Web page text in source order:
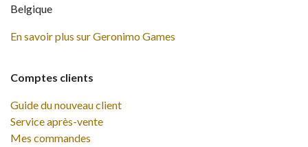
Comptes clients
Guide du nouveau client
Service après-vente
Mes commandes
Belgique
En savoir plus sur Geronimo Games